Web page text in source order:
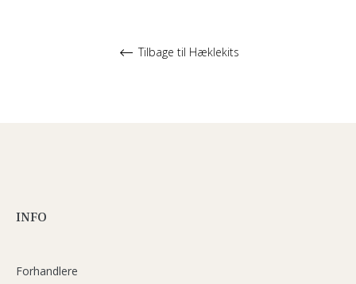
Tilbage til Hæklekits
INFO
Forhandlere